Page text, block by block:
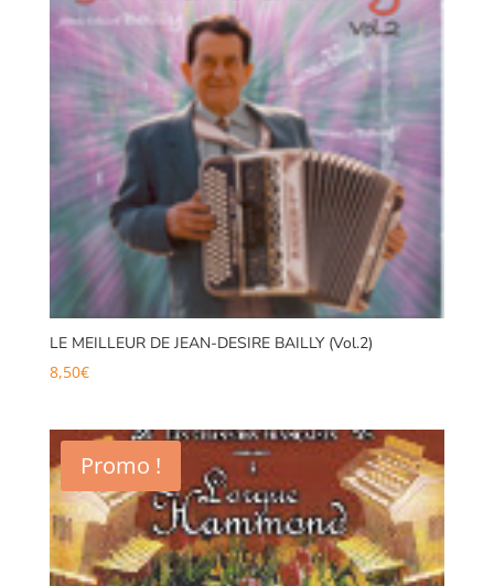
LE MEILLEUR DE JEAN-DESIRE BAILLY (Vol.2)
8,50€
Promo !